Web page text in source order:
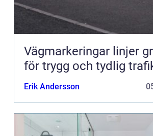
Vägmarkeringar linjer grunden
för trygg och tydlig
Erik Andersson